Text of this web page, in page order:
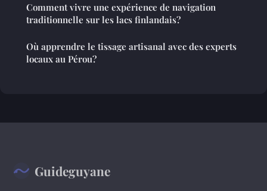
Comment vivre une expérience de navigation
traditionnelle sur les lacs finlandais?
Où apprendre le tissage artisanal avec des experts
locaux au Pérou?
Guideguyane